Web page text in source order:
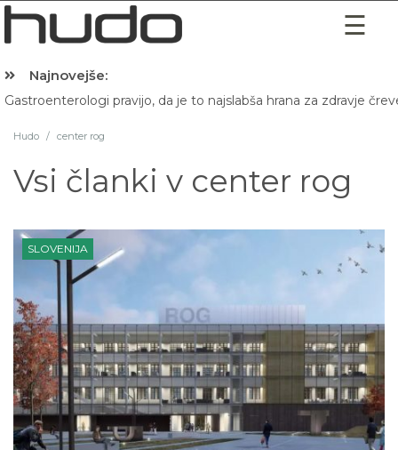
Najnovejše:
Gastroenterologi pravijo, da je to najslabša hrana za zdravje
Hudo / center rog
Vsi članki v center rog
SLOVENIJA